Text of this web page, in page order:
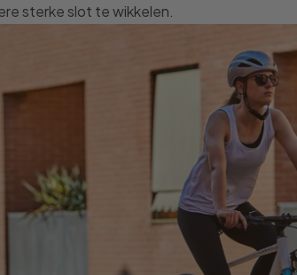
sterke slot te wikkelen.